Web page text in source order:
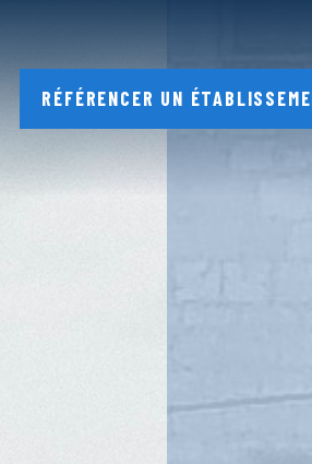
RÉFÉRENCER UN